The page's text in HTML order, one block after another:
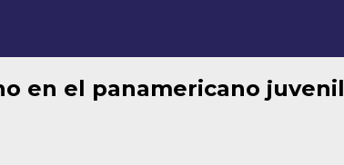
en el panamericano juvenil